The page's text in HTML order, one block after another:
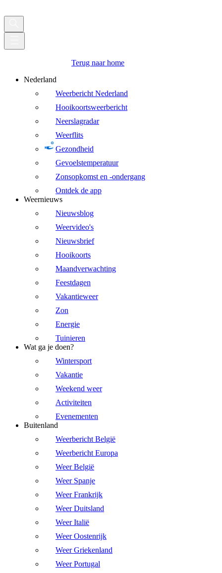
Terug naar home
Nederland
Weerbericht Nederland
Hooikoortsweerbericht
Neerslagradar
Weerflits
Gezondheid
Gevoelstemperatuur
Zonsopkomst en -ondergang
Ontdek de app
Weernieuws
Nieuwsblog
Weervideo's
Nieuwsbrief
Hooikoorts
Maandverwachting
Feestdagen
Vakantieweer
Zon
Energie
Tuinieren
Wat ga je doen?
Wintersport
Vakantie
Weekend weer
Activiteiten
Evenementen
Buitenland
Weerbericht België
Weerbericht Europa
Weer België
Weer Spanje
Weer Frankrijk
Weer Duitsland
Weer Italië
Weer Oostenrijk
Weer Griekenland
Weer Portugal